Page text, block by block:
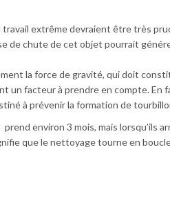
travail extrême devraient être très
de chute de cet objet pourrait
la force de gravité, qui doit
un facteur à prendre en compte. En
à prévenir la formation de
environ 3 mois, mais lorsqu’ils
que le nettoyage tourne en